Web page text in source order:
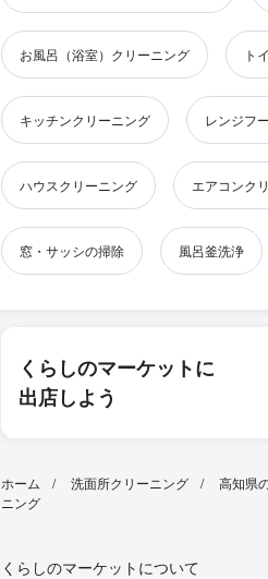
お風呂（浴室）クリーニング ト
キッチンクリーニング レンジフ
ハウスクリーニング エアコンク
窓・サッシの掃除 風呂釜洗浄
くらしのマーケットに
出店しよう
ホーム 洗面所クリーニング 高知県
ニング
くらしのマーケットについて